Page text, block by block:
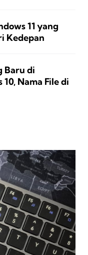
11 yang
Kedepan
Baru di
Nama File di